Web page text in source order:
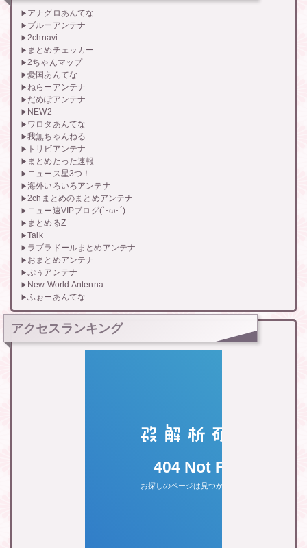
アナグロあんてな
ブルーアンテナ
2chnavi
まとめチェッカー
2ちゃんマップ
憂国あんてな
ねらーアンテナ
だめぽアンテナ
NEW2
ワロタあんてな
我無ちゃんねる
トリビアンテナ
まとめたった速報
ニュース星3つ！
海外いろいろアンテナ
2chまとめのまとめアンテナ
ニュー速VIPブログ(`･ω･´)
まとめるZ
Talk
ラブラドールまとめアンテナ
おまとめアンテナ
ぷぅアンテナ
New World Antenna
ふぉーあんてな
アクセスランキング